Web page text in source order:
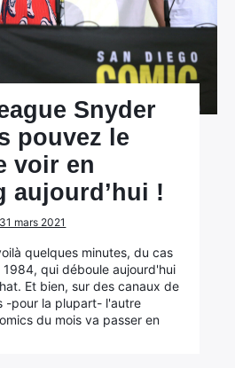
Snyder
pouvez le
voir en
aujourd’hui !
mars 2021
quelques minutes, du cas
1984, qui déboule aujourd'hui
Et bien, sur des canaux de
-pour la plupart- l'autre
du mois va passer en